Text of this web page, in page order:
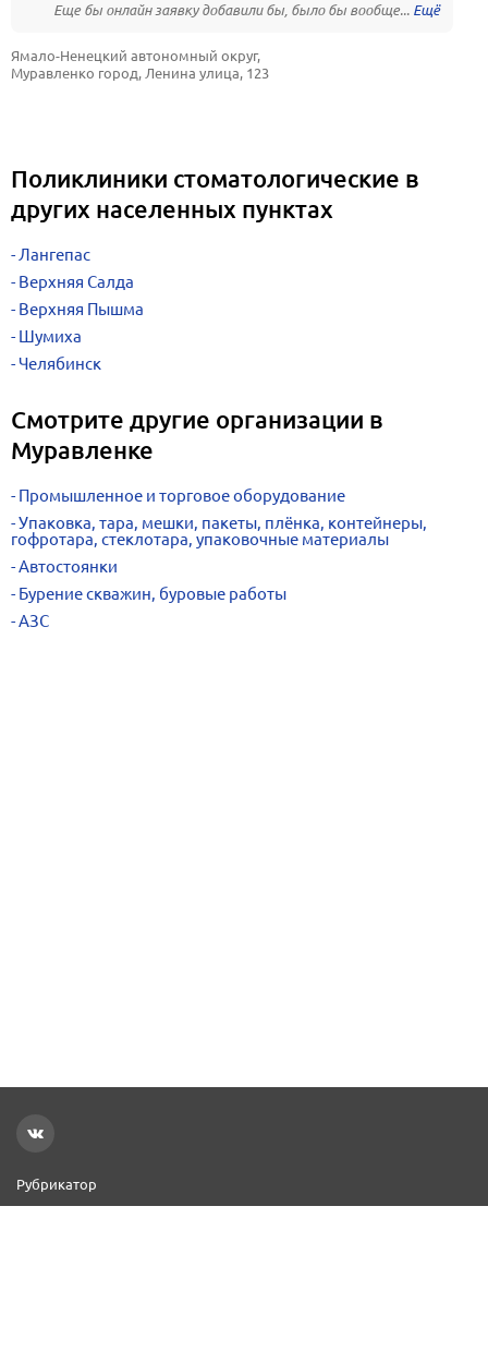
Еще бы онлайн заявку добавили бы, было бы вообще...
Ямало-Ненецкий автономный округ,
Муравленко город, Ленина улица, 123
Поликлиники стоматологические в
других населенных пунктах
Лангепас
Верхняя Салда
Верхняя Пышма
Шумиха
Челябинск
Смотрите другие организации в
Муравленке
Промышленное и торговое оборудование
Упаковка, тара, мешки, пакеты, плёнка, контейнеры,
гофротара, стеклотара, упаковочные материалы
Автостоянки
Бурение скважин, буровые работы
АЗС
Рубрикатор